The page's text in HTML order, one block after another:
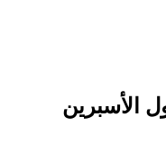
الأسبرين